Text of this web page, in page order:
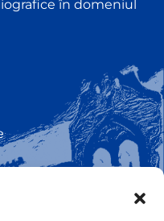
în domeniul